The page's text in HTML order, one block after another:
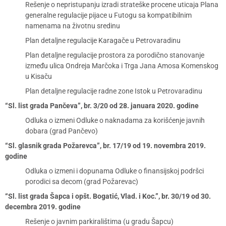
Rešenje o nepristupanju izradi strateške procene uticaja Plana
generalne regulacije pijace u Futogu sa kompatibilnim
namenama na životnu sredinu
Plan detaljne regulacije Karagače u Petrovaradinu
Plan detaljne regulacije prostora za porodično stanovanje
između ulica Ondreja Marčoka i Trga Jana Amosa Komenskog
u Kisaču
Plan detaljne regulacije radne zone Istok u Petrovaradinu
“Sl. list grada Pančeva”, br. 3/20 od 28. januara 2020. godine
Odluka o izmeni Odluke o naknadama za korišćenje javnih
dobara (grad Pančevo)
“Sl. glasnik grada Požarevca”, br. 17/19 od 19. novembra 2019.
godine
Odluka o izmeni i dopunama Odluke o finansijskoj podršci
porodici sa decom (grad Požarevac)
“Sl. list grada Šapca i opšt. Bogatić, Vlad. i Koc.”, br. 30/19 od 30.
decembra 2019. godine
Rešenje o javnim parkiralištima (u gradu Šapcu)